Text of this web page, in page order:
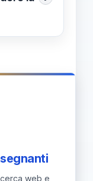
e
e
web e